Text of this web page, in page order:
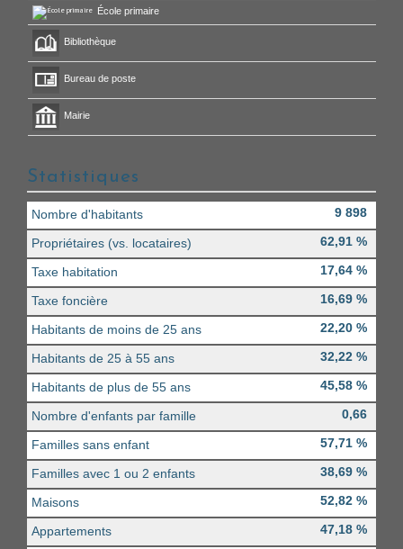
École primaire
Bibliothèque
Bureau de poste
Mairie
Statistiques
Nombre d'habitants 9 898
Propriétaires (vs. locataires) 62,91 %
Taxe habitation 17,64 %
Taxe foncière 16,69 %
Habitants de moins de 25 ans 22,20 %
Habitants de 25 à 55 ans 32,22 %
Habitants de plus de 55 ans 45,58 %
Nombre d'enfants par famille 0,66
Familles sans enfant 57,71 %
Familles avec 1 ou 2 enfants 38,69 %
Maisons 52,82 %
Appartements 47,18 %